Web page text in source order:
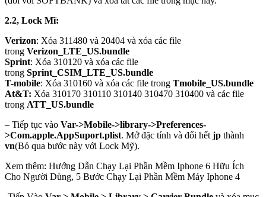
2.2, Lock Mĩ:
Verizon: Xóa 311480 và 20404 và xóa các file
trong Verizon_LTE_US.bundle
Sprint: Xóa 310120 và xóa các file
trong Sprint_CSIM_LTE_US.bundle
T-mobile: Xóa 310160 và xóa các file trong Tmobile_US.bundle
At&T: Xóa 310170 310110 310140 310470 310400 và các file
trong ATT_US.bundle
– Tiếp tục vào Var->Mobile->library->Preferences-
>Com.apple.AppSuport.plist. Mở đặc tính và đổi hết jp thành
vn(Bỏ qua bước này với Lock Mỹ).
Xem thêm: Hướng Dẫn Chạy Lại Phần Mềm Iphone 6 Hữu Ích
Cho Người Dùng, 5 Bước Chạy Lại Phần Mềm Máy Iphone 4